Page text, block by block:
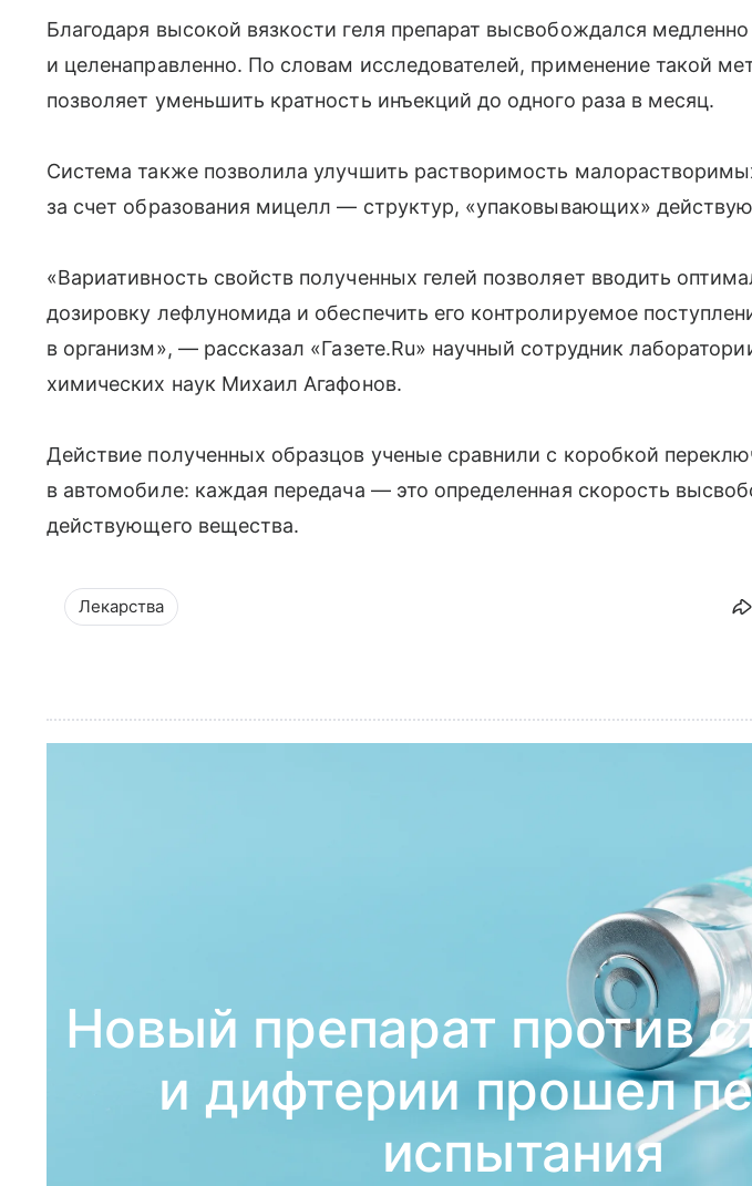
Благодаря высокой вязкости геля препарат высвобождался медленно
и целенаправленно. По словам исследователей, применение такой
позволяет уменьшить кратность инъекций до одного раза в месяц.
Система также позволила улучшить растворимость
за счет образования мицелл — структур, «упаковывающих»
«Вариативность свойств полученных гелей позволяет вводить
дозировку лефлуномида и обеспечить его контролируемое
в организм», — рассказал «Газете.Ru» научный сотрудник
химических наук Михаил Агафонов.
Действие полученных образцов ученые сравнили с коробкой
в автомобиле: каждая передача — это определенная скорость
действующего вещества.
Лекарства
Новый препарат против
и дифтерии прошел
испытания